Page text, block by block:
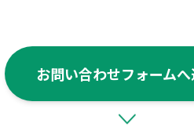
お問い合わせフォーム